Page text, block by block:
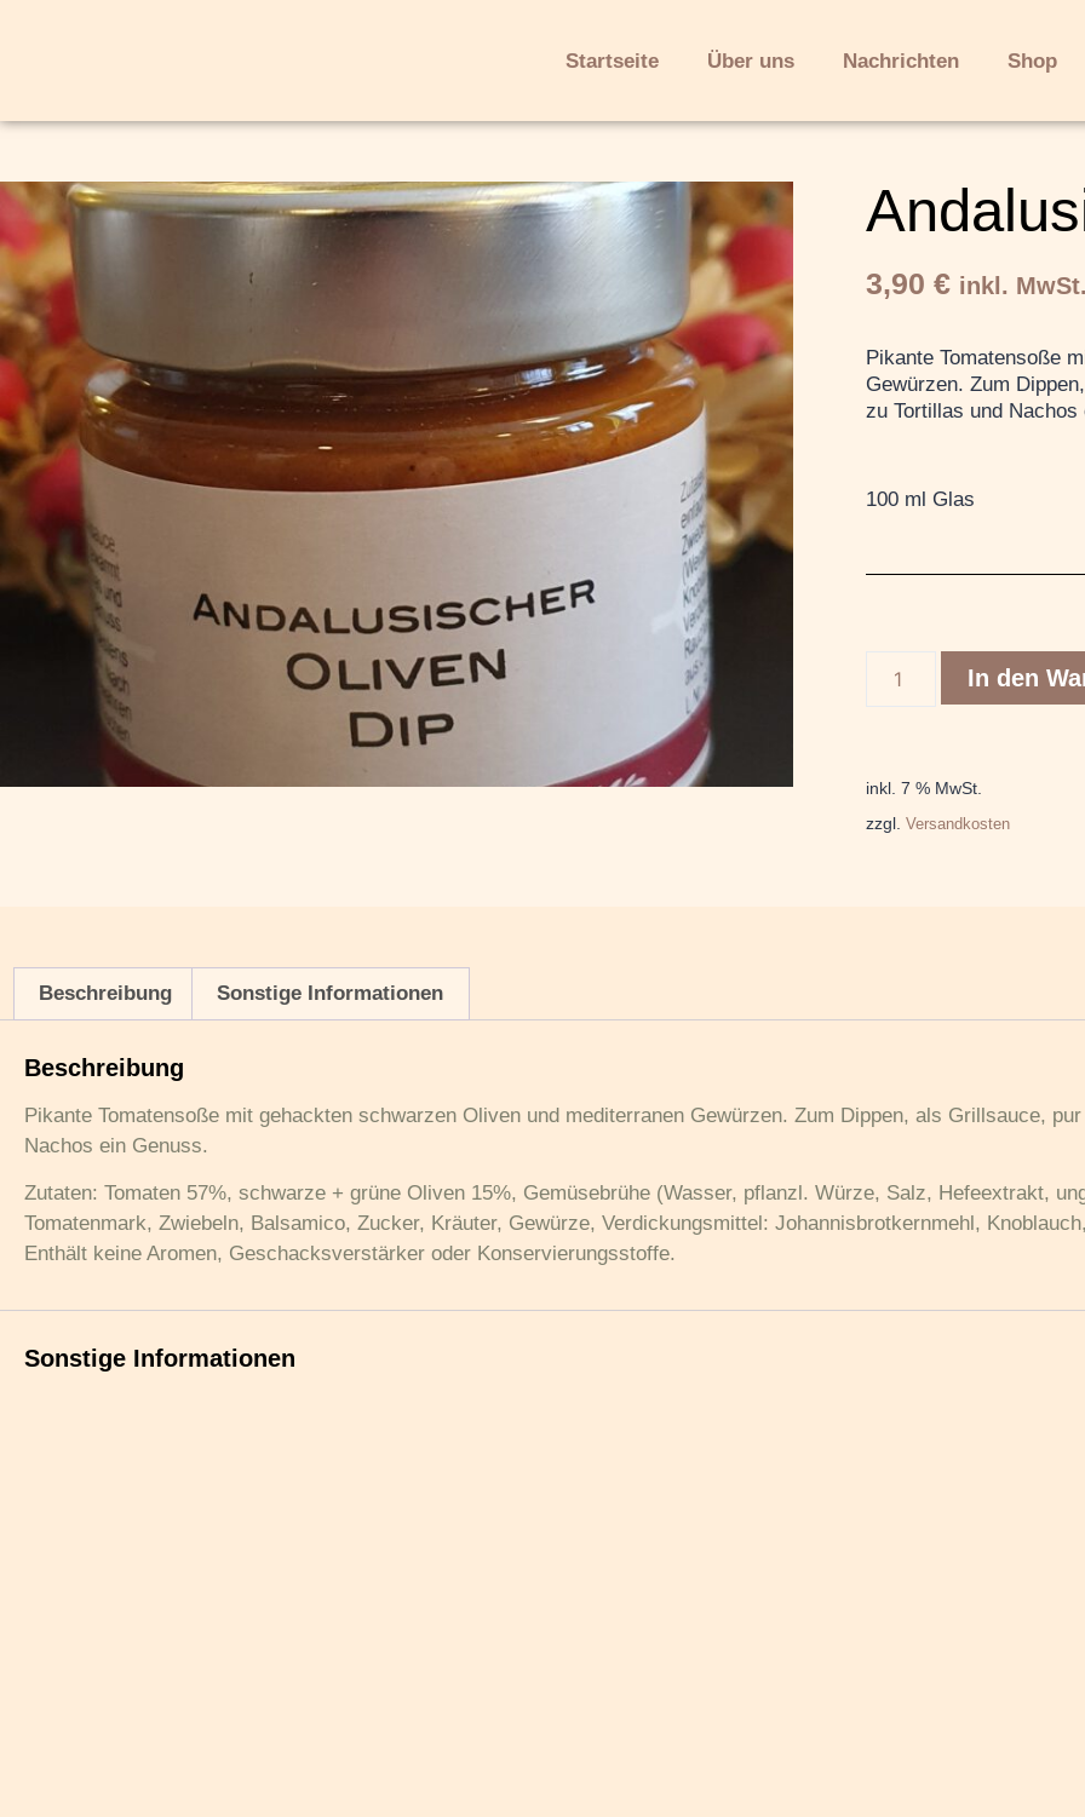
Startseite Über uns Nachrichten Shop
3,90 € inkl. MwSt.
Pikante Tomatensoße
Gewürzen. Zum
zu Tortillas und Nachos
100 ml Glas
In den
inkl. 7 % MwSt.
zzgl. Versandkosten
Beschreibung Sonstige Informationen
Beschreibung
Pikante Tomatensoße mit gehackten schwarzen Oliven und mediterranen Gewürzen. Zum Dippen, als Grillsauce,
Nachos ein Genuss.
Zutaten: Tomaten 57%, schwarze + grüne Oliven 15%, Gemüsebrühe (Wasser, pflanzl. Würze, Salz, Hefeextrakt,
Tomatenmark, Zwiebeln, Balsamico, Zucker, Kräuter, Gewürze, Verdickungsmittel: Johannisbrotkernmehl,
Enthält keine Aromen, Geschacksverstärker oder Konservierungsstoffe.
Sonstige Informationen